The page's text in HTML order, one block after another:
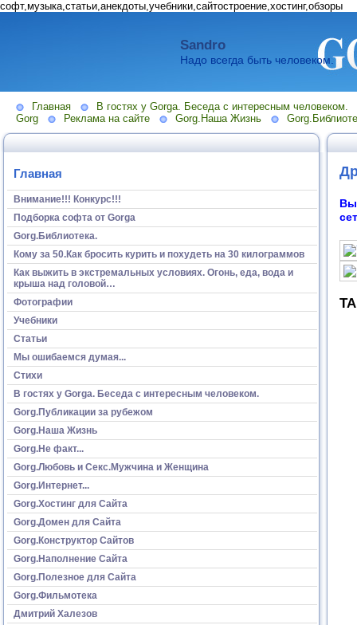
софт,музыка,статьи,анекдоты,учебники,сайтостроение,хостинг,обзоры
Sandro
Надо всегда быть человеком.
Главная
В гостях у Gorga. Беседа с интересным человеком.
Gorg
Реклама на сайте Gorg.Наша Жизнь
Главная
Внимание!!! Конкурс!!!
Подборка софта от Gorga
Gorg.Библиотека.
Кому за 50.Как бросить курить и похудеть на 30 килограммов
Как выжить в экстремальных условиях. Огонь, еда, вода и
крыша над головой…
Фотографии
Учебники
Статьи
Мы ошибаемся думая...
Стихи
В гостях у Gorga. Беседа с интересным человеком.
Gorg.Публикации за рубежом
Gorg.Наша Жизнь
Gorg.Не факт...
Gorg.Любовь и Секс.Мужчина и Женщина
Gorg.Интернет...
Gorg.Хостинг для Сайта
Gorg.Домен для Сайта
Gorg.Конструктор Сайтов
Gorg.Наполнение Сайта
Gorg.Полезное для Сайта
Gorg.Фильмотека
Дмитрий Халезов